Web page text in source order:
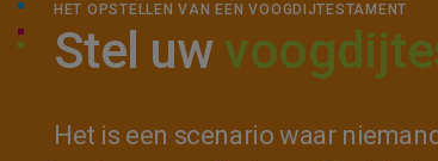
HET OPSTELLEN VAN EEN VOOGDIJTESTAMENT
Stel uw
Het is een scenario waar